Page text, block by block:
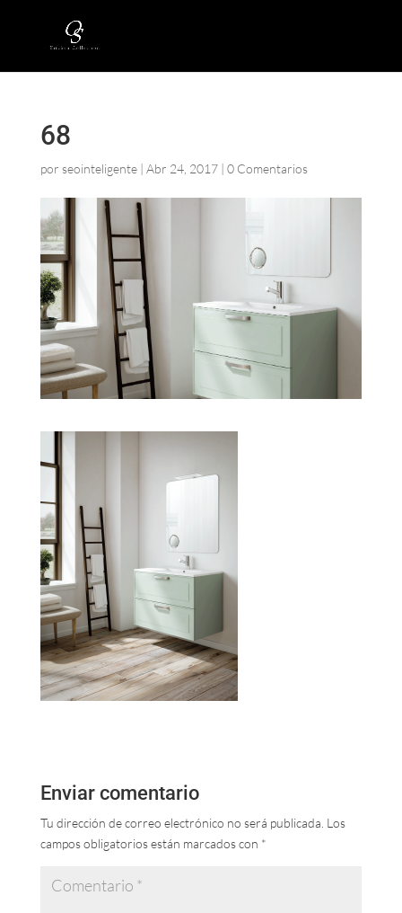
68
por seointeligente| Abr 24, 2017| 0 Comentarios
Enviar comentario
Tu dirección de correo electrónico no será publicada. Los
campos obligatorios están marcados con *